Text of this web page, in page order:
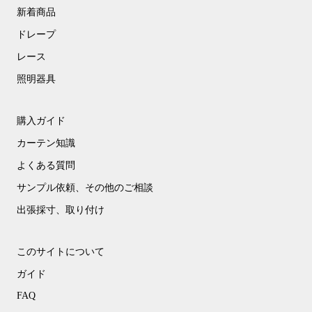
新着商品
ドレープ
レース
照明器具
購入ガイド
カーテン知識
よくある質問
サンプル依頼、その他のご相談
出張採寸、取り付け
このサイトについて
ガイド
FAQ